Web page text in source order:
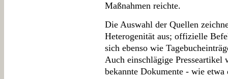
Maßnahmen reichte.
Die Auswahl der Quellen
Heterogenität aus; offizielle
sich ebenso wie
Auch einschlägige
bekannte Dokumente - wie